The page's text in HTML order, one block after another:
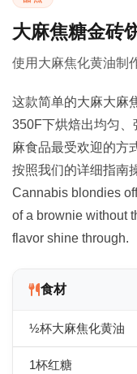
大麻焦糖金砖
使用大麻焦化黄油制
这款简单的大麻大麻
350F下烘焙出均匀
麻食品最受欢迎的方
按照我们的详细指南
Cannabis blondies
of a brownie without
flavor shine through.
食材
½杯大麻焦化黄油
1杯红糖